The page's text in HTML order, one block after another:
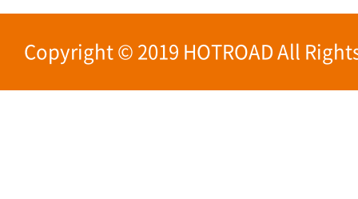
Copyright © 2019 HOTROAD All